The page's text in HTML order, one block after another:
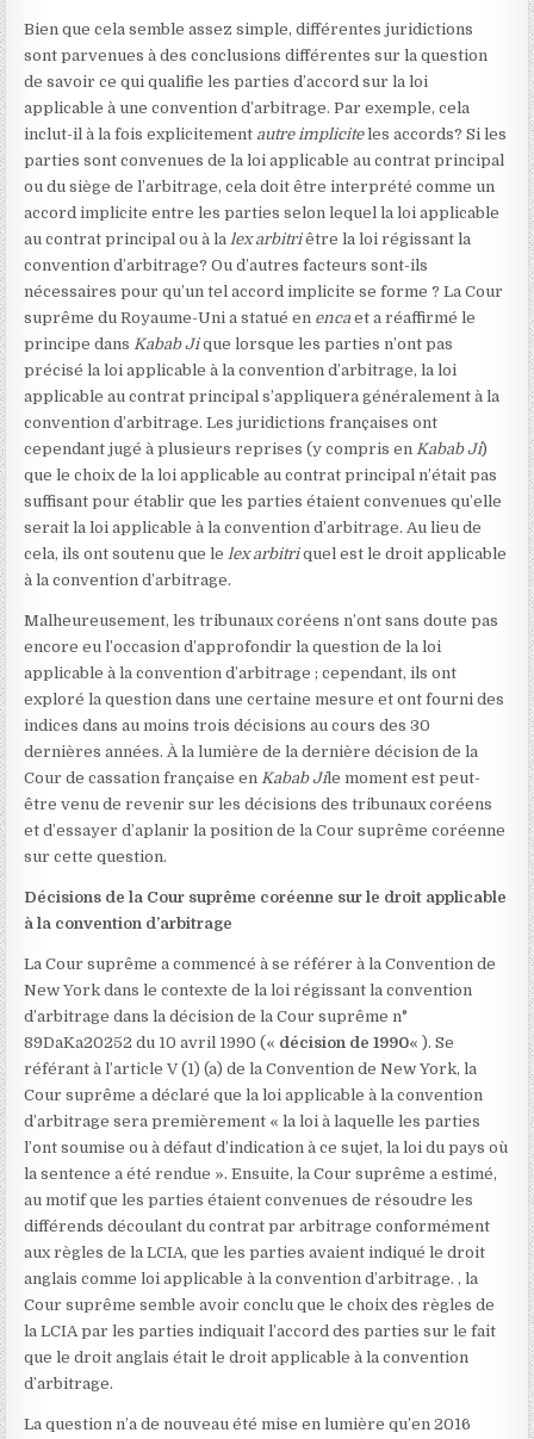
Bien que cela semble assez simple, différentes juridictions
sont parvenues à des conclusions différentes sur la question
de savoir ce qui qualifie les parties d’accord sur la loi
applicable à une convention d’arbitrage. Par exemple, cela
inclut-il à la fois explicitement autre impliciteles accords? Si les
parties sont convenues de la loi applicable au contrat principal
ou du siège de l’arbitrage, cela doit être interprété comme un
accord implicite entre les parties selon lequel la loi applicable
au contrat principal ou à lalex arbitriêtre la loi régissant la
convention d’arbitrage? Ou d’autres facteurs sont-ils
nécessaires pour qu’un tel accord implicite se forme ? La Cour
suprême du Royaume-Uni a statué en enca et a réaffirmé le
principe dansKabab Jique lorsque les parties n’ont pas
précisé la loi applicable à la convention d’arbitrage, la loi
applicable au contrat principal s’appliquera généralement à la
convention d’arbitrage. Les juridictions françaises ont
cependant jugé à plusieurs reprises (y compris enKabab Ji)
que le choix de la loi applicable au contrat principal n’était pas
suffisant pour établir que les parties étaient convenues qu’elle
serait la loi applicable à la convention d’arbitrage. Au lieu de
cela, ils ont soutenu que lelex arbitriquel est le droit applicable
à la convention d’arbitrage.
Malheureusement, les tribunaux coréens n’ont sans doute pas
encore eu l’occasion d’approfondir la question de la loi
applicable à la convention d’arbitrage ; cependant, ils ont
exploré la question dans une certaine mesure et ont fourni des
indices dans au moins trois décisions au cours des 30
dernières années. À la lumière de la dernière décision de la
Cour de cassation française enKabab Jile moment est peut-
être venu de revenir sur les décisions des tribunaux coréens
et d’essayer d’aplanir la position de la Cour suprême coréenne
sur cette question.
Décisions de la Cour suprême coréenne sur le droit applicable
à la convention d’arbitrage
La Cour suprême a commencé à se référer à la Convention de
New York dans le contexte de la loi régissant la convention
d’arbitrage dans la décision de la Cour suprême n°
89DaKa20252 du 10 avril 1990 (« décision de 1990« ). Se
référant à l’article V (1) (a) de la Convention de New York, la
Cour suprême a déclaré que la loi applicable à la convention
d’arbitrage sera premièrement « la loi à laquelle les parties
l’ont soumise ou à défaut d’indication à ce sujet, la loi du pays où
la sentence a été rendue ». Ensuite, la Cour suprême a estimé,
au motif que les parties étaient convenues de résoudre les
différends découlant du contrat par arbitrage conformément
aux règles de la LCIA, que les parties avaient indiqué le droit
anglais comme loi applicable à la convention d’arbitrage. , la
Cour suprême semble avoir conclu que le choix des règles de
la LCIA par les parties indiquait l’accord des parties sur le fait
que le droit anglais était le droit applicable à la convention
d’arbitrage.
La question n’a de nouveau été mise en lumière qu’en 2016